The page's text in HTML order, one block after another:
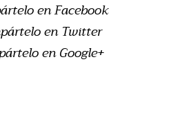
en Facebook
en Twitter
en Google+